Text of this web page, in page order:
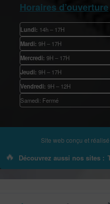
Horaires d’ouverture
Lundi: 14h – 17H
Mardi: 9H – 17H
Mercredi: 9H – 17H
Jeudi: 9H – 17H
Vendredi: 9H – 12H
Samedi: Fermé
Site web conçu et
🔥 Découvrez aussi nos sites :